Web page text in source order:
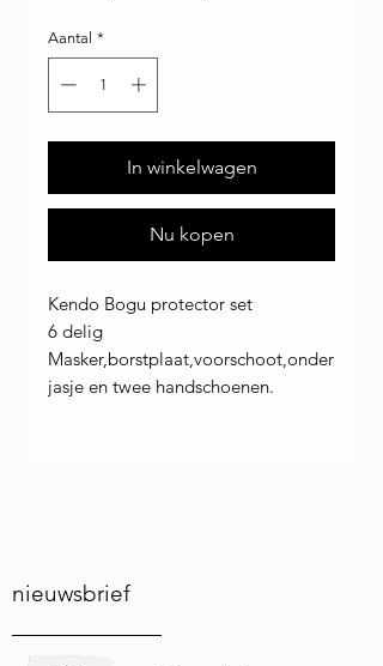
Aantal *
In winkelwagen
Nu kopen
Kendo Bogu protector set
6 delig
Masker,borstplaat,voorschoot,onder
jasje en twee handschoenen.
nieuwsbrief